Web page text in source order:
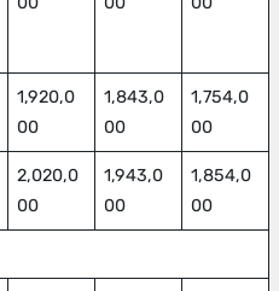
1,920,0
00
1,843,0
00
1,754,0
00
2,020,0
00
1,943,0
00
1,854,0
00